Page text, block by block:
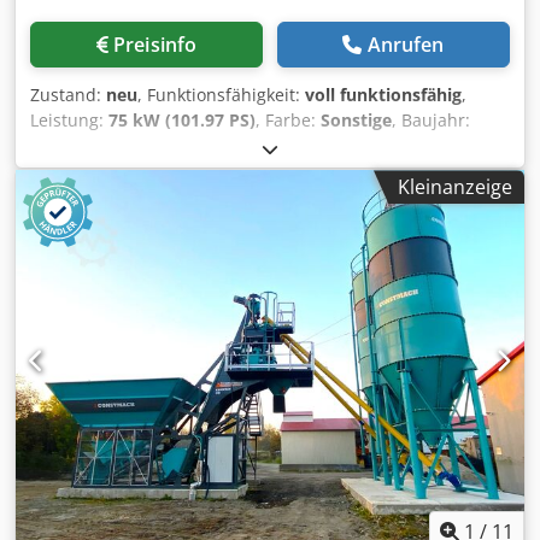
Betonmischanlage FIXED 60: Produktionskapazität: 60 m³/h
Eigengewicht: 38 t (ohne Zementsilo)
Erforderliche Generatorleistung: 200 kVA Mischeroptionen:
Pan – Einwelle – Doppelwelle – Planeten
Mindestaufstellfläche: 700 m² Kiesbunker: 4 x 20 m³
Aggregatverwiegungsbunker: 1,5 m³ Aggregatförderband:
800 x 22.000 mm Mischer Nassbetonvolumen: 1 m³
Zementwaage: 600 kg Wasserwaage: 300 l
Zusatzmittelwaage: 30 l Luftkompressor: 500 l – 5,5 kW
Zementsilo: optional 50 – 500 t Steuerung: vollautomatisch
Warum die Betonmischanlage Stationary 60 wählen? Die
CONSTMACH FIXED 60 überzeugt in Sachen Leistung und
Langlebigkeit. Hochwertige Komponenten, langlebige
Bauweise und ein überlegendes Automatisierungssystem
garantieren einen störungsfreien Betrieb.
Anpassungsfähigkeit an unterschiedliche
Wetterbedingungen, Energieeffizienz und Modularität
sorgen für eine Investition mit hohem Mehrwert. Dank des
umfassenden technischen Supports von CONSTMACH, des
Preisinfo Anrufen
Zustand: neu, Funktionsfähigkeit: voll funktionsfähig,
Leistung: 75 kW (101.97 PS), Farbe: Sonstige, Baujahr:
, CONSTMACH DRYMIX 100 ist
eine vollautomatische, trocken arbeitende
Betonmischanlage ohne Mischer. Die Betonbestandteile
werden nach dem Wiegevorgang direkt in den
Fahrmischer überführt, ohne gemischt zu werden. Diese
Eigenschaft bietet insbesondere bei Projekten, in denen
der Beton über große Entfernungen transportiert werden
muss, einen erheblichen Vorteil. Die DRYMIX 100
überzeugt dank ihrer stationären, nicht mobilen
Ausführung durch hohe Effizienz und Langlebigkeit und
kann dank ihres an verschiedene klimatische Bedingungen
anpassbaren Designs weltweit zuverlässig eingesetzt
werden. Dieses Modell kann mit Zementsilos mit
Kapazitäten von 50 bis 500 Tonnen kombiniert werden.
Wird der Zement in Säcken angeliefert, erfolgt die
Silobefüllung einfach über das Sprengbunker- und
Kleinanzeige
1 / 11